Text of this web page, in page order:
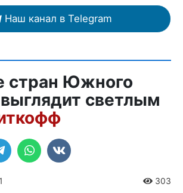
Наш канал в Telegram
стран Южного
светлым
303